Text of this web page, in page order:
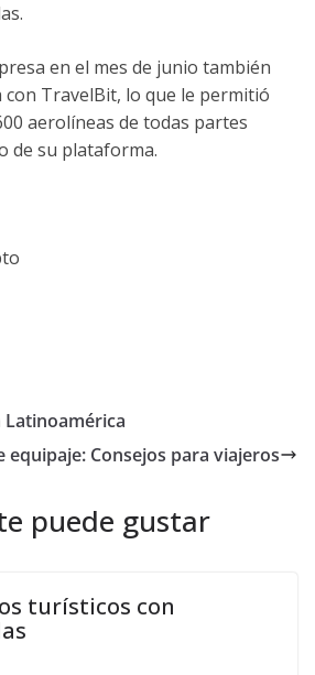
en el mes de junio también
con TravelBit, lo que le permitió
aerolíneas de todas partes
de su plataforma.
Latinoamérica
equipaje: Consejos para viajeros
puede gustar
turísticos con